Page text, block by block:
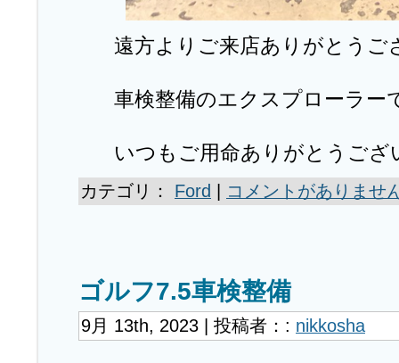
遠方よりご来店ありがとうご
車検整備のエクスプローラー
いつもご用命ありがとうござ
カテゴリ： Ford | コメントがありませ
ゴルフ7.5車検整備
9月 13th, 2023 | 投稿者：: nikkosha